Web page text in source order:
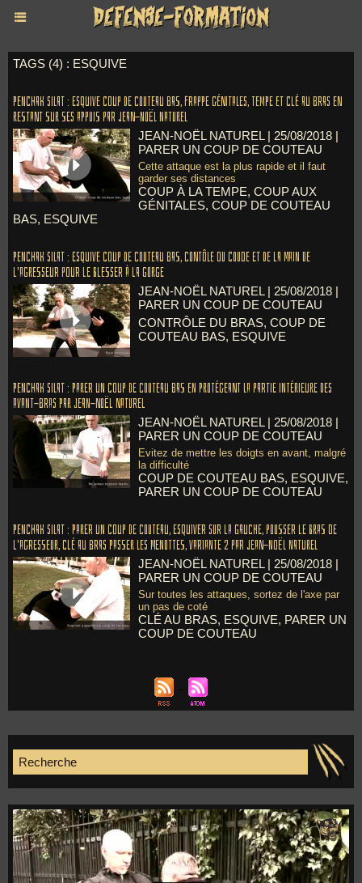
TAGS (4) : ESQUIVE
Penchak Silat : Esquive coup de couteau bas, frappe génitales, tempe et clé au bras en
restant sur ses appuis par Jean-Noël Naturel
JEAN-NOËL NATUREL| 25/08/2018 |
PARER UN COUP DE COUTEAU
Cette attaque est la plus rapide et il faut
garder ses distances
COUP À LA TEMPE, COUP AUX
GÉNITALES, COUP DE COUTEAU
BAS, ESQUIVE
Penchak Silat : Esquive coup de couteau bas, contôle du coude et de la main de
l'agresseur pour le blesser à la gorge
JEAN-NOËL NATUREL| 25/08/2018 |
PARER UN COUP DE COUTEAU
CONTRÔLE DU BRAS, COUP DE
COUTEAU BAS, ESQUIVE
Penchak Silat : Parer un coup de couteau bas en protégeant la partie intérieure des
avant-bras par Jean-Noël Naturel
JEAN-NOËL NATUREL| 25/08/2018 |
PARER UN COUP DE COUTEAU
Evitez de mettre les doigts en avant, malgré
la difficulté
COUP DE COUTEAU BAS, ESQUIVE,
PARER UN COUP DE COUTEAU
Penchak Silat : Parer un coup de couteau, esquiver sur la gauche, pousser le bras de
l'agresseur, clé au bras passer les menottes, variante 2 par Jean-Noël Naturel
JEAN-NOËL NATUREL| 25/08/2018 |
PARER UN COUP DE COUTEAU
Sur toutes les attaques, sortez de l'axe par
un pas de coté
CLÉ AU BRAS, ESQUIVE, PARER UN
COUP DE COUTEAU